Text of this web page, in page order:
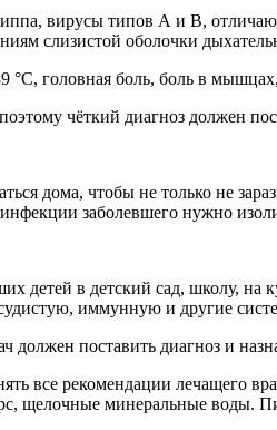
вирусы типов А и В,
слизистой оболочки
головная боль, боль в
чёткий диагноз должен
дома, чтобы не только не
заболевшего нужно
детей в детский сад, школу,
иммунную и другие
поставить диагноз и
все рекомендации лечащего
щелочные минеральные воды.